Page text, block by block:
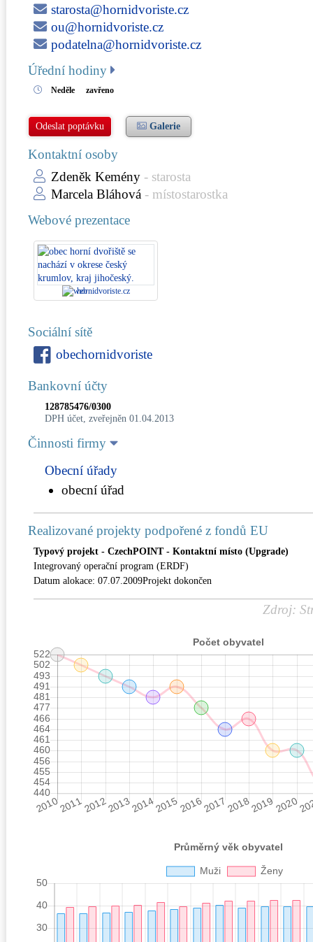
starosta@hornidvoriste.cz
ou@hornidvoriste.cz
podatelna@hornidvoriste.cz
Úřední hodiny
Neděle zavřeno
Odeslat poptávku Galerie
Kontaktní osoby
Zdeněk Kemény - starosta
Marcela Bláhová - místostarostka
Webové prezentace
hornidvoriste.cz
Sociální sítě
obechornidvoriste
Bankovní účty
128785476/0300
DPH účet, zveřejněn 01.04.2013
Činnosti firmy
Obecní úřady
obecní úřad
Realizované projekty podpořené z fondů EU
Typový projekt - CzechPOINT - Kontaktní místo (Upgrade)
Integrovaný operační program (ERDF)
Datum alokace: 07.07.2009Projekt dokončen
Zdroj: